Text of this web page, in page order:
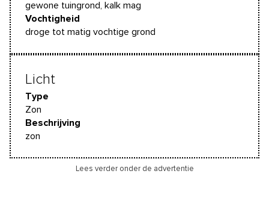
gewone tuingrond, kalk mag
Vochtigheid
droge tot matig vochtige grond
Licht
Type
Zon
Beschrijving
zon
Lees verder onder de advertentie